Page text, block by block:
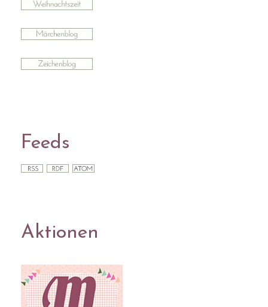
Feeds
Aktionen